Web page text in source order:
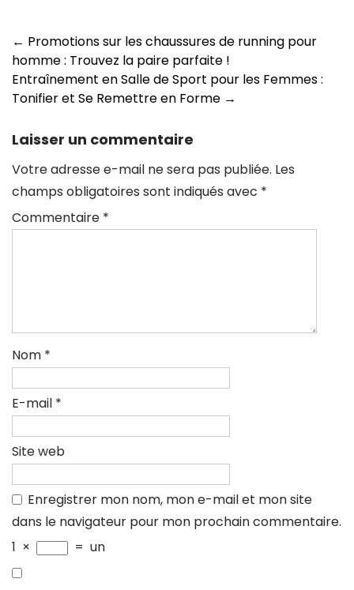
Navigation
des
articles
← Promotions sur les chaussures de running pour
homme : Trouvez la paire parfaite !
Entraînement en Salle de Sport pour les Femmes :
Tonifier et Se Remettre en Forme →
Laisser un commentaire
Votre adresse e-mail ne sera pas publiée. Les
champs obligatoires sont indiqués avec *
Commentaire *
Nom *
E-mail *
Site web
Enregistrer mon nom, mon e-mail et mon site
dans le navigateur pour mon prochain commentaire.
1 × = un